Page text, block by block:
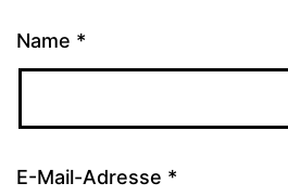
Name *
E-Mail-Adresse *